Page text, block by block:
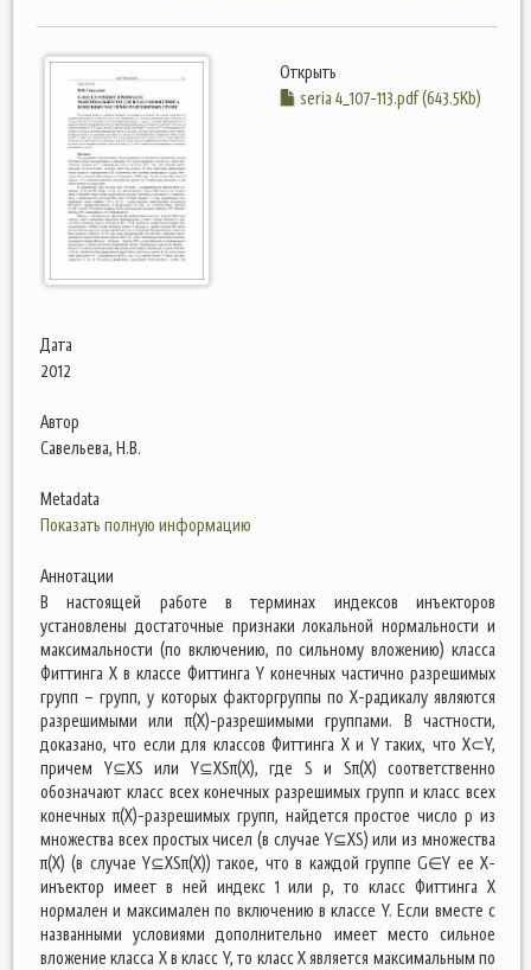
Открыть
seria 4_107-113.pdf (643.5Kb)
Дата
2012
Автор
Савельева, Н.В.
Metadata
Показать полную информацию
Аннотации
В настоящей работе в терминах индексов инъекторов
установлены достаточные признаки локальной нормальности и
максимальности (по включению, по сильному вложению) класса
Фиттинга X в классе Фиттинга Y конечных частично разрешимых
групп – групп, у которых факторгруппы по X-радикалу являются
разрешимыми или π(X)-разрешимыми группами. В частности,
доказано, что если для классов Фиттинга X и Y таких, что X⊂Y,
причем Y⊆XS или Y⊆XSπ(X), где S и Sπ(X) соответственно
обозначают класс всех конечных разрешимых групп и класс всех
конечных π(X)-разрешимых групп, найдется простое число p из
множества всех простых чисел (в случае Y⊆XS) или из множества
π(X) (в случае Y⊆XSπ(X)) такое, что в каждой группе G∈Y ее X-
инъектор имеет в ней индекс 1 или р, то класс Фиттинга X
нормален и максимален по включению в классе Y. Если вместе с
названными условиями дополнительно имеет место сильное
вложение класса X в класс Y, то класс X является максимальным по